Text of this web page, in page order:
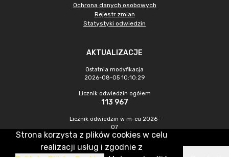
Ochrona danych osobowych
Rejestr zmian
Statystyki odwiedzin
AKTUALIZACJE
Ostatnia modyfikacja
2026-08-05 10:10:29
Licznik odwiedzin ogółem
113 967
Licznik odwiedzin w m-cu 2026-
07
486
Strona korzysta z plików cookies w celu
realizacji usług i zgodnie z